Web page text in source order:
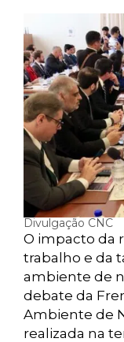
Divulgação CNC
O impacto da
trabalho e da
ambiente de
debate da
Ambiente de
realizada na